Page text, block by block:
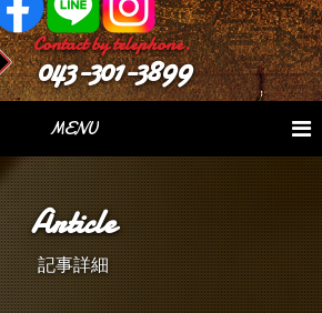
Contact by telephone.
043-301-3899
MENU
Our Serivce Stock List
在庫車情報
Parts Sales Case Study
作業日誌
Article
記事詳細